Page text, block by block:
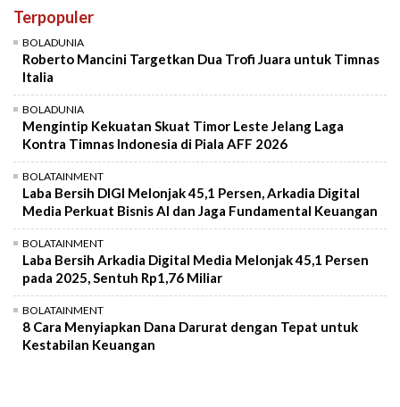
Terpopuler
BOLADUNIA
Roberto Mancini Targetkan Dua Trofi Juara untuk Timnas
Italia
BOLADUNIA
Mengintip Kekuatan Skuat Timor Leste Jelang Laga
Kontra Timnas Indonesia di Piala AFF 2026
BOLATAINMENT
Laba Bersih DIGI Melonjak 45,1 Persen, Arkadia Digital
Media Perkuat Bisnis AI dan Jaga Fundamental Keuangan
BOLATAINMENT
Laba Bersih Arkadia Digital Media Melonjak 45,1 Persen
pada 2025, Sentuh Rp1,76 Miliar
BOLATAINMENT
8 Cara Menyiapkan Dana Darurat dengan Tepat untuk
Kestabilan Keuangan